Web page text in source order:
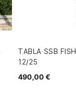
TABLA SSB
12/25
490,00 €